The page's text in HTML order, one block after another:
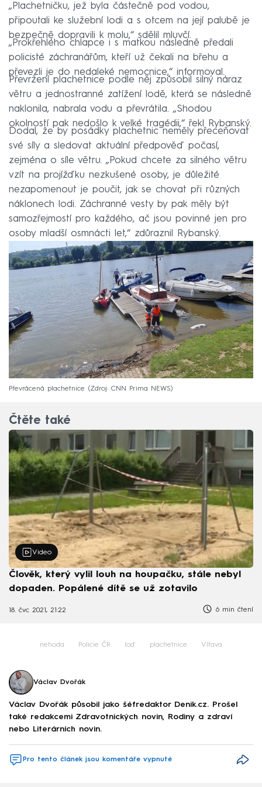
„Plachetničku, jež byla částečně pod vodou,
připoutali ke služební lodi a s otcem na její palubě je
bezpečně dopravili k molu,“ sdělil mluvčí.
„Prokřehlého chlapce i s matkou následně předali
policisté záchranářům, kteří už čekali na břehu a
převezli je do nedaleké nemocnice,“ informoval.
Převržení plachetnice podle něj způsobil silný náraz
větru a jednostranné zatížení lodě, která se následně
naklonila, nabrala vodu a převrátila. „Shodou
okolností pak nedošlo k velké tragédii,“ řekl Rybanský.
Dodal, že by posádky plachetnic neměly přeceňovat
své síly a sledovat aktuální předpověď počasí,
zejména o síle větru. „Pokud chcete za silného větru
vzít na projížďku nezkušené osoby, je důležité
nezapomenout je poučit, jak se chovat při různých
náklonech lodi. Záchranné vesty by pak měly být
samozřejmostí pro každého, ač jsou povinné jen pro
osoby mladší osmnácti let,“ zdůraznil Rybanský.
Převrácená plachetnice Zdroj: CNN Prima NEWS
Čtěte také
Video
Člověk, který vylil louh na houpačku, stále nebyl
dopaden. Popálené dítě se už zotavilo
18. čvc 2021, 21:22 6 min čtení
nehoda Policie ČR loď plachetnice Vltava
Václav Dvořák
Václav Dvořák působil jako šéfredaktor Denik.cz. Prošel
také redakcemi Zdravotnických novin, Rodiny a zdraví
nebo Literárních novin.
Pro tento článek jsou komentáře vypnuté